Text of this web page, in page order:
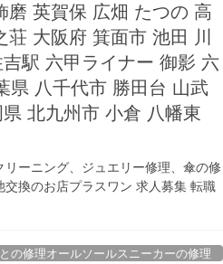
磨 英賀保 広畑 たつの 高
大阪府 箕面市 池田 川
駅 六甲ライナー 御影 六
県 八千代市 勝田台 山武
北九州市 小倉 八幡東
ーニング、ジュエリー修理、傘の修
換のお店プラスワン 求人募集 転職
の修理オールソールスニーカーの修理